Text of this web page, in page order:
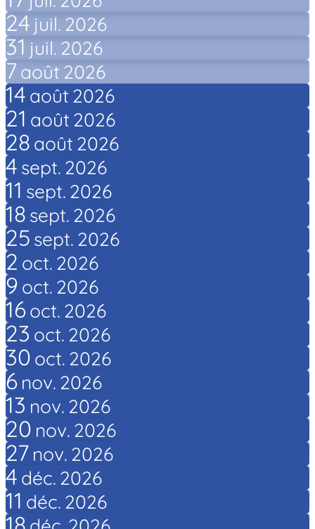
24 juil. 2026
31 juil. 2026
7août 2026
14 août 2026
21 août 2026
28 août 2026
4 sept. 2026
11 sept. 2026
18 sept. 2026
25 sept. 2026
2 oct. 2026
9 oct. 2026
16 oct. 2026
23 oct. 2026
30 oct. 2026
6 nov. 2026
13 nov. 2026
20 nov. 2026
27 nov. 2026
4 déc. 2026
11 déc. 2026